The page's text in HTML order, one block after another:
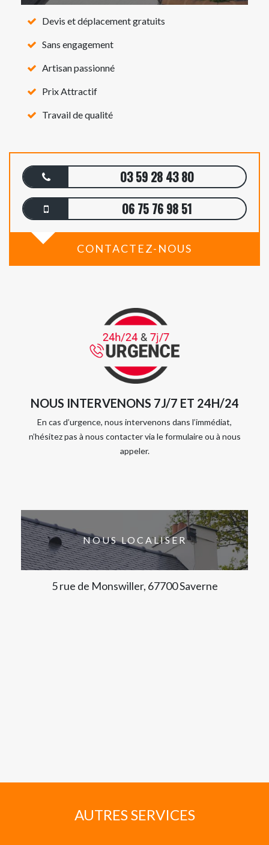
Devis et déplacement gratuits
Sans engagement
Artisan passionné
Prix Attractif
Travail de qualité
03 59 28 43 80
06 75 76 98 51
CONTACTEZ-NOUS
NOUS INTERVENONS 7J/7 ET 24H/24
En cas d’urgence, nous intervenons dans l’immédiat,
n’hésitez pas à nous contacter via le formulaire ou à nous
appeler.
NOUS LOCALISER
5 rue de Monswiller, 67700 Saverne
AUTRES SERVICES